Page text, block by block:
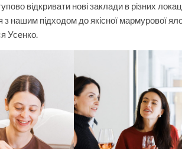
відкривати нові заклади в різних
з нашим підходом до якісної мармурової
Усенко.